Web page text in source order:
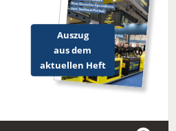
Auszug
aus dem
aktuellen Heft